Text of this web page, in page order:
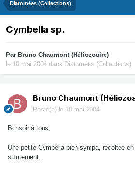
Diatomées (Collections)
Cymbella sp.
Par Bruno Chaumont (Héliozoaire)
le 10 mai 2004 dans Diatomées (Collections)
Bruno Chaumont
Posté(e) le 10 mai 2004
Bonsoir à tous,
Une petite Cymbella bien sympa, récoltée
suintement.